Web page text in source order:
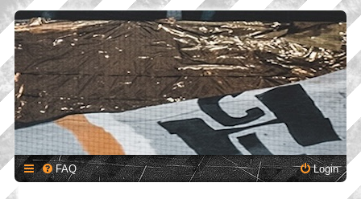
FAQ Login